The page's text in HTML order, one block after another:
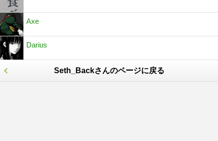
Axe
Darius
Seth_Backさんのページに戻る